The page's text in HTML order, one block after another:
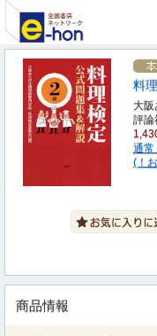
料
大
評論
通常
(！
商品情報